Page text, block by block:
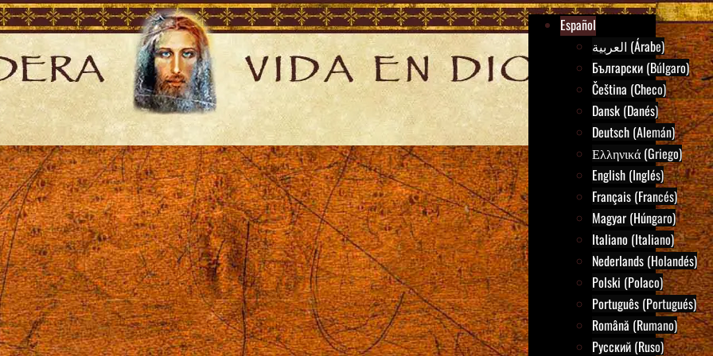
Español
العربية (Árabe)
Български (Búlgaro)
Čeština (Checo)
Dansk (Danés)
Deutsch (Alemán)
Ελληνικά (Griego)
English (Inglés)
Français (Francés)
Magyar (Húngaro)
Italiano (Italiano)
Nederlands (Holandés)
Polski (Polaco)
Português (Portugués)
Română (Rumano)
Русский (Ruso)